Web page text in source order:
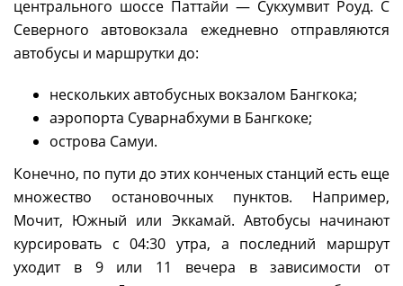
центрального шоссе Паттайи — Сукхумвит Роуд. С
Северного автовокзала ежедневно отправляются
автобусы и маршрутки до:
нескольких автобусных вокзалом Бангкока;
аэропорта Суварнабхуми в Бангкоке;
острова Самуи.
Конечно, по пути до этих конченых станций есть еще
множество остановочных пунктов. Например,
Мочит, Южный или Эккамай. Автобусы начинают
курсировать с 04:30 утра, а последний маршрут
уходит в 9 или 11 вечера в зависимости от